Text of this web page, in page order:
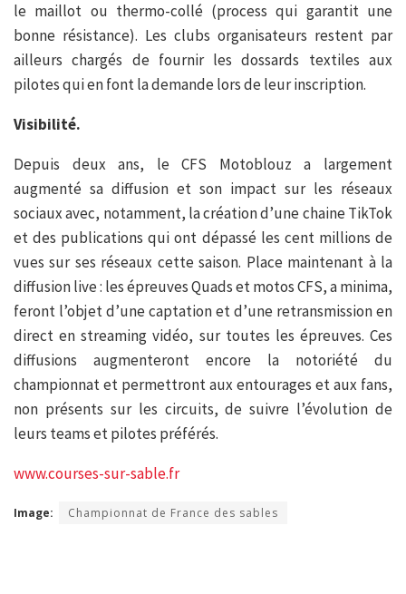
le maillot ou thermo-collé (process qui garantit une
bonne résistance). Les clubs organisateurs restent par
ailleurs chargés de fournir les dossards textiles aux
pilotes qui en font la demande lors de leur inscription.
Visibilité.
Depuis deux ans, le CFS Motoblouz a largement
augmenté sa diffusion et son impact sur les réseaux
sociaux avec, notamment, la création d’une chaine TikTok
et des publications qui ont dépassé les cent millions de
vues sur ses réseaux cette saison. Place maintenant à la
diffusion live : les épreuves Quads et motos CFS, a minima,
feront l’objet d’une captation et d’une retransmission en
direct en streaming vidéo, sur toutes les épreuves. Ces
diffusions augmenteront encore la notoriété du
championnat et permettront aux entourages et aux fans,
non présents sur les circuits, de suivre l’évolution de
leurs teams et pilotes préférés.
www.courses-sur-sable.fr
Image: Championnat de France des sables